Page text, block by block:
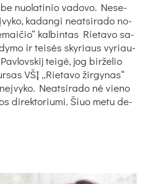
nuo­la­ti­nio va­do­vo. Ne­se­
ka­dan­gi neat­si­ra­do no­
kal­bin­tas Rie­ta­vo sa­
ir tei­sės sky­riaus vy­riau­
tei­gė, jog bir­že­lio
VŠĮ „Rie­ta­vo žir­gy­nas“
Neat­si­ra­do nė vie­no
di­rek­to­riu­mi. Šiuo me­tu de­